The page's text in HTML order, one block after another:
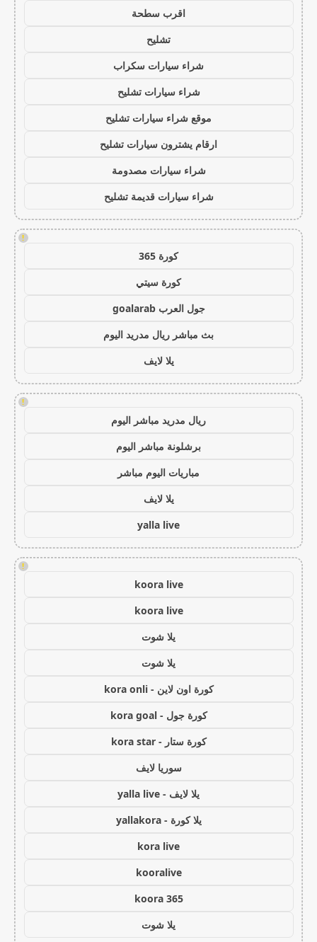
اقرب سطحة
تشليح
شراء سيارات سكراب
شراء سيارات تشليح
موقع شراء سيارات تشليح
ارقام يشترون سيارات تشليح
شراء سيارات مصدومة
شراء سيارات قديمة تشليح
!
كورة 365
كورة سيتي
جول العرب goalarab
بث مباشر ريال مدريد اليوم
يلا لايف
!
ريال مدريد مباشر اليوم
برشلونة مباشر اليوم
مباريات اليوم مباشر
يلا لايف
yalla live
!
koora live
koora live
يلا شوت
يلا شوت
كورة اون لاين - kora onli
كورة جول - kora goal
كورة ستار - kora star
سوريا لايف
يلا لايف - yalla live
يلا كورة - yallakora
kora live
kooralive
koora 365
يلا شوت